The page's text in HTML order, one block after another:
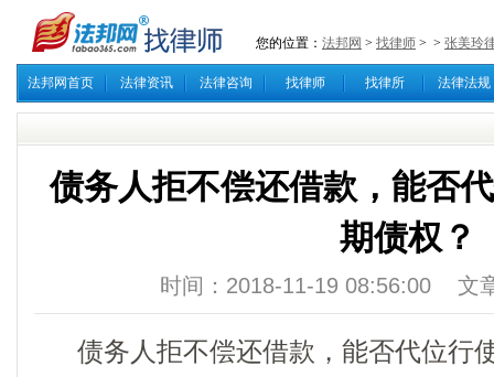
债务人拒不偿还借款，能否
期债权？
时间：2018-11-19 08:56:00 文
债务人拒不偿还借款，能否代位行
您的位置： 法邦网 > 找律师 > > 张美玲
法邦网首页 法律资讯 法律咨询 找律师 找律所 法律法规